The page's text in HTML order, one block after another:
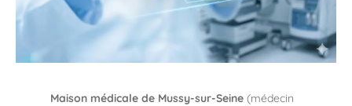
Maison médicale de Mussy-sur-Seine (médecin